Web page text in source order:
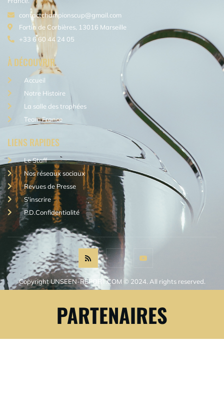
contactchampionscup@gmail.com
Fortin de Corbières, 13016 Marseille
+33 6 60 44 24 05
À DÉCOUVRIR
Accueil
Notre Histoire
La salle des trophées
Team France
LIENS RAPIDES
Le Staff
Nos réseaux sociaux
Revues de Presse
S'inscrire
P.D.Confidentialité
Copyright UNSEEN-REPORT.COM © 2024. All rights reserved.
PARTENAIRES